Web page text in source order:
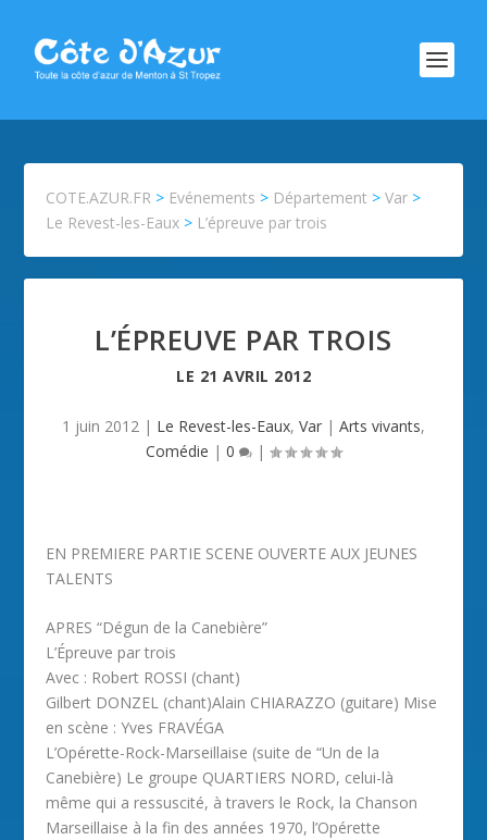
COTE.AZUR.FR > Evénements > Département >Var >
Le Revest-les-Eaux > L’épreuve par trois
L’ÉPREUVE PAR TROIS
LE 21 AVRIL 2012
1 juin 2012 | Le Revest-les-Eaux, Var | Arts vivants,
Comédie | 0 |
EN PREMIERE PARTIE SCENE OUVERTE AUX JEUNES
TALENTS
APRES “Dégun de la Canebière”
L’Épreuve par trois
Avec : Robert ROSSI (chant)
Gilbert DONZEL (chant)Alain CHIARAZZO (guitare) Mise
en scène : Yves FRAVÉGA
L’Opérette-Rock-Marseillaise (suite de “Un de la
Canebière) Le groupe QUARTIERS NORD, celui-là
même qui a ressuscité, à travers le Rock, la Chanson
Marseillaise à la fin des années 1970, l’Opérette